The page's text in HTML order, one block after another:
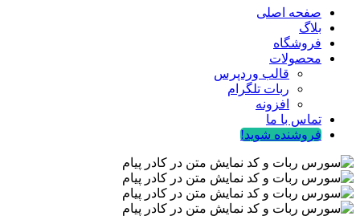
صفحه اصلی
بلاگ
فروشگاه
محصولات
قالب وردپرس
ربات تلگرام
افزونه
تماس با ما
فروشنده شوید!